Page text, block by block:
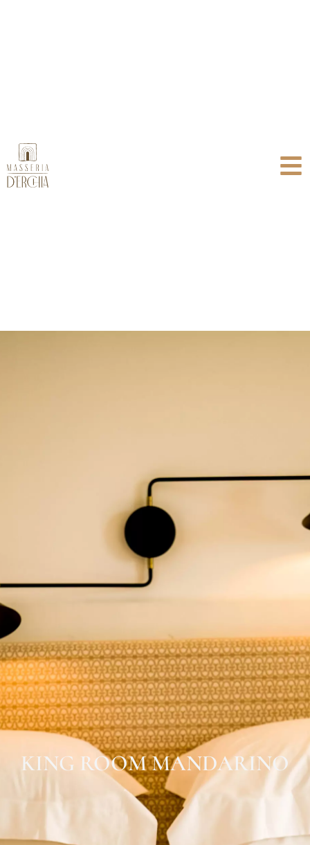
KING ROOM MANDARINO